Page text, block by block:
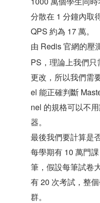
分散在 1 分鐘內取
QPS 約為 17 萬。
由 Redis 官網的壓
PS，理論上我們
更改，所以我們需
el 能正確判斷
nel 的規格可以不
器。
最後我們要計算是
每學期有 10 萬門
筆，假設每筆試卷
有 20 次考試，整
群。